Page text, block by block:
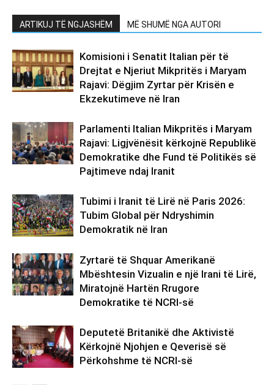
ARTIKUJ TË NGJASHËM MË SHUMË NGA AUTORI
Komisioni i Senatit Italian për të
Drejtat e Njeriut Mikpritës i Maryam
Rajavi: Dëgjim Zyrtar për Krisën e
Ekzekutimeve në Iran
Parlamenti Italian Mikpritës i Maryam
Rajavi: Ligjvënësit kërkojnë Republikë
Demokratike dhe Fund të Politikës së
Pajtimeve ndaj Iranit
Tubimi i Iranit të Lirë në Paris 2026:
Tubim Global për Ndryshimin
Demokratik në Iran
Zyrtarë të Shquar Amerikanë
Mbështesin Vizualin e një Irani të Lirë,
Miratojnë Hartën Rrugore
Demokratike të NCRI-së
Deputetë Britanikë dhe Aktivistë
Kërkojnë Njohjen e Qeverisë së
Përkohshme të NCRI-së